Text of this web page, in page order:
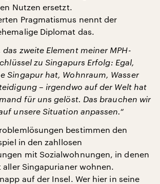
Nutzen ersetzt.
Pragmatismus nennt der
Diplomat das.
das zweite Element meiner MPH-
zu Singapurs Erfolg: Egal,
Singapur hat, Wohnraum, Wasser
– irgendwo auf der Welt hat
für uns gelöst. Das brauchen wir
unsere Situation anpassen.“
bestimmen den
in den zahllosen
mit Sozialwohnungen, in denen
aller Singapurianer wohnen.
auf der Insel. Wer hier in seine